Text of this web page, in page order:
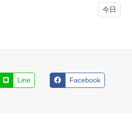
今日
Line Facebook